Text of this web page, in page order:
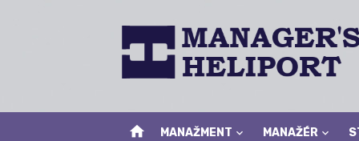
home MANAŽMENT MANAŽÉR